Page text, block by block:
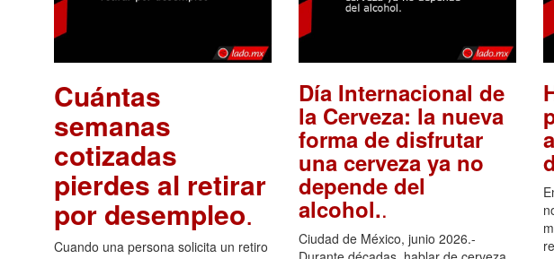
Cuántas
semanas
cotizadas
pierdes al retirar
por desempleo.
Cuando una persona solicita un retiro
Día Internacional de
la Cerveza: la nueva
forma de disfrutar
una cerveza ya no
depende del
alcohol..
Ciudad de México, junio 2026.-